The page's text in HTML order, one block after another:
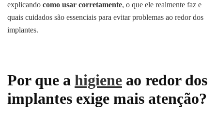
explicando como usar corretamente, o que ele realmente faz e
quais cuidados são essenciais para evitar problemas ao redor dos
implantes.
Por que a higiene ao redor dos
implantes exige mais atenção?